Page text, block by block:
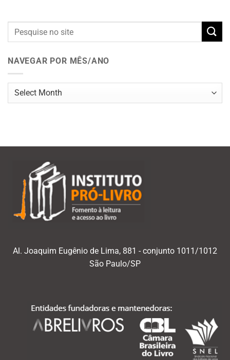
NAVEGAR POR MÊS/ANO
Navegar
Al. Joaquim Eugênio de Lima, 881 - conjunto 1011/1012
São Paulo/SP